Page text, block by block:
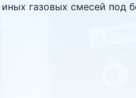
иных газовых смесей под